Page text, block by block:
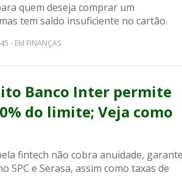
quem deseja comprar um
tem saldo insuficiente no cartão.
- EM FINANÇAS
Banco Inter permite
do limite; Veja como
fintech não cobra anuidade,
SPC e Serasa, assim como taxas de